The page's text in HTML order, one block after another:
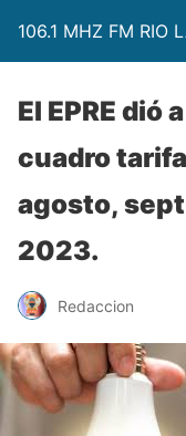
106.1 MHZ FM RIO
El EPRE dió
cuadro
agosto,
2023.
Redaccion